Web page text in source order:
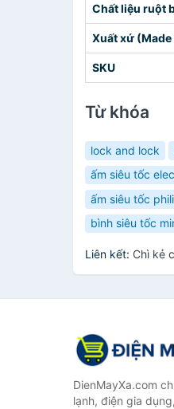
Chất liệu ruột
Xuất xứ (Made
SKU
Từ khóa
lock and lock
ấm siêu tốc
ấm siêu tốc
bình siêu tốc
Liên kết: Chì kẻ
DienMayXa.com
lạnh, điện gia